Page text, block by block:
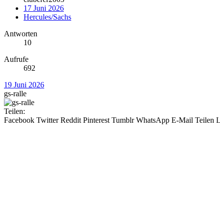
17 Juni 2026
Hercules/Sachs
Antworten
10
Aufrufe
692
19 Juni 2026
gs-ralle
Teilen:
Facebook Twitter Reddit Pinterest Tumblr WhatsApp E-Mail Teilen